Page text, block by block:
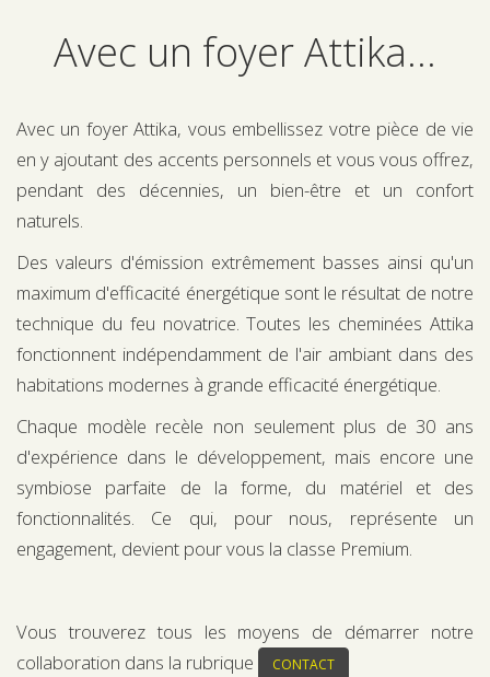
Avec un foyer Attika...
Avec un foyer Attika, vous embellissez votre pièce de vie
en y ajoutant des accents personnels et vous vous offrez,
pendant des décennies, un bien-être et un confort
naturels.
Des valeurs d'émission extrêmement basses ainsi qu'un
maximum d'efficacité énergétique sont le résultat de notre
technique du feu novatrice. Toutes les cheminées Attika
fonctionnent indépendamment de l'air ambiant dans des
habitations modernes à grande efficacité énergétique.
Chaque modèle recèle non seulement plus de 30 ans
d'expérience dans le développement, mais encore une
symbiose parfaite de la forme, du matériel et des
fonctionnalités. Ce qui, pour nous, représente un
engagement, devient pour vous la classe Premium.
Vous trouverez tous les moyens de démarrer notre
collaboration dans la rubrique
CONTACT